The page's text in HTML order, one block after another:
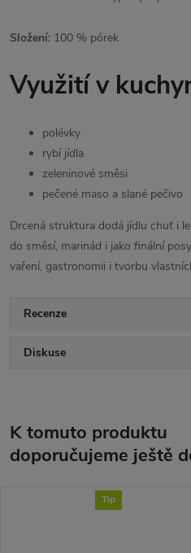
Složení: 100 % pórek
Využití v
polévky
rybí jídla
zeleninové směsi
pečené maso a slané pečivo
Drcená struktura dodá jídlu chuť i
do směsí, marinád i jako finální
vaření, gastronomii i tvorbu
Recenze
Diskuse
K tomuto produktu
doporučujeme ještě
Tip